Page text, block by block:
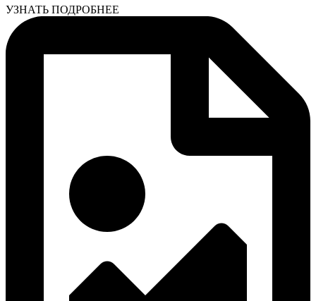
УЗНАТЬ ПОДРОБНЕЕ